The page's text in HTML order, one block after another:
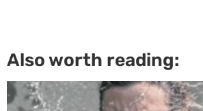
Also worth reading: